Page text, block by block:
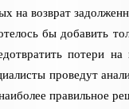
на возврат
бы добавить
потери
проведут
правильное